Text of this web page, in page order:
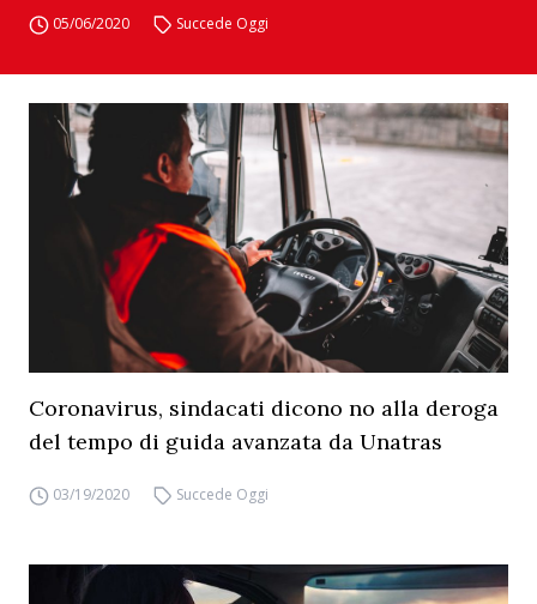
05/06/2020 Succede Oggi
Coronavirus, sindacati dicono no alla deroga
del tempo di guida avanzata da Unatras
03/19/2020 Succede Oggi